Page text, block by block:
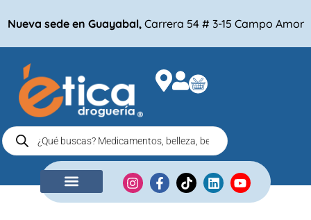
Nueva sede en Guayabal, Carrera 54 # 3-15 Campo Amor